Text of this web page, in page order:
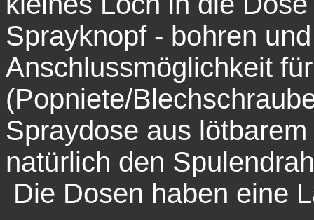
Sprayknopf - bohren
Anschlussmöglichkeit
(Popniete/
Spraydose aus
natürlich den
Die Dosen haben eine